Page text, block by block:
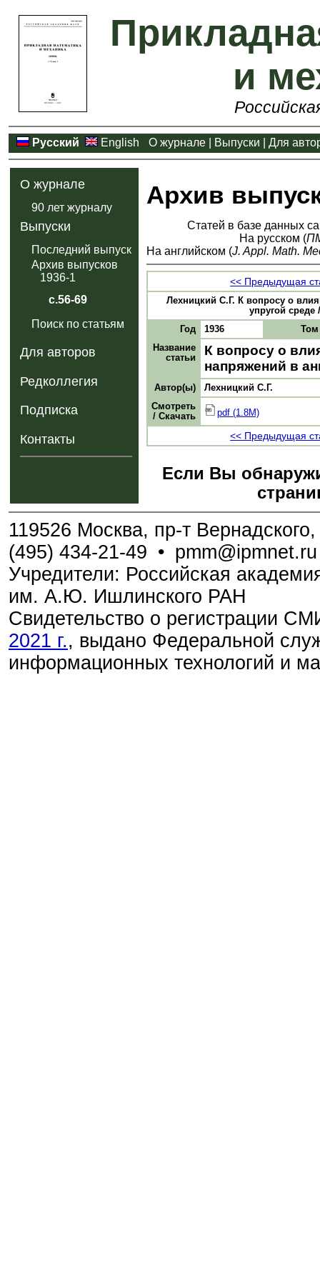
и
Русский English О журнале Выпуски Для
О журнале
90 лет журналу
Выпуски
Последний выпуск
Архив выпусков
1936-1
с.56-69
Поиск по статьям
Для авторов
Редколлегия
Подписка
Контакты
Архив
Статей в базе данных
На русском (
На английском (J. Appl. Math.
<< Предыдущая
Лехницкий С.Г. К вопросу о
упругой
Год
1936
Том
Название
статьи
К вопросу о
напряжений в
Автор(ы)
Лехницкий С.Г.
Смотреть
/ Скачать
pdf (1.8M)
<< Предыдущая
Если Вы
119526 Москва, пр-т
(495) 434-21-49 • pmm@ipmnet.ru
Учредители: Российская
им. А.Ю. Ишлинского РАН
Свидетельство о регистрации
2021 г., выдано Федеральной
информационных технологий и